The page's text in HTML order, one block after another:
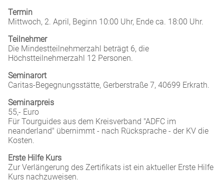
Termin
Mittwoch, 2. April, Beginn 10:00 Uhr, Ende ca. 18:00 Uhr.
Teilnehmer
Die Mindestteilnehmerzahl beträgt 6, die
Höchstteilnehmerzahl 12 Personen.
Seminarort
Caritas-Begegnungsstätte, Gerberstraße 7, 40699 Erkrath.
Seminarpreis
55,- Euro
Für Tourguides aus dem Kreisverband "ADFC im
neanderland" übernimmt - nach Rücksprache - der KV die
Kosten.
Erste Hilfe Kurs
Zur Verlängerung des Zertifikats ist ein aktueller Erste Hilfe
Kurs nachzuweisen.